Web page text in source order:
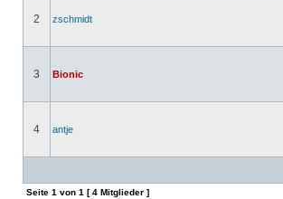
2 zschmidt
3 Bionic
4 antje
Seite 1 von 1 [ 4 Mitglieder ]